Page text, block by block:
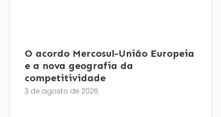
O acordo Mercosul-União Europeia
e a nova geografia da
competitividade
3 de agosto de 2026